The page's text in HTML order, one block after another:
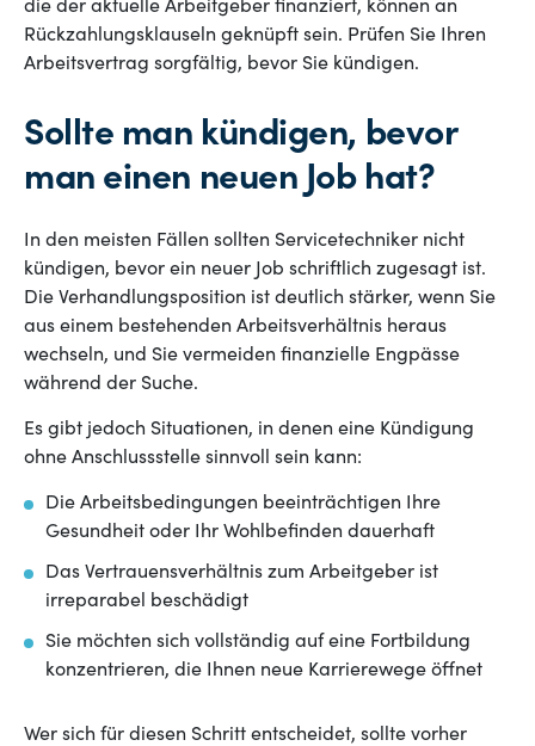
die der aktuelle Arbeitgeber finanziert, können an
Rückzahlungsklauseln geknüpft sein. Prüfen Sie Ihren
Arbeitsvertrag sorgfältig, bevor Sie kündigen.
Sollte man kündigen, bevor
man einen neuen Job hat?
In den meisten Fällen sollten Servicetechniker nicht
kündigen, bevor ein neuer Job schriftlich zugesagt ist.
Die Verhandlungsposition ist deutlich stärker, wenn Sie
aus einem bestehenden Arbeitsverhältnis heraus
wechseln, und Sie vermeiden finanzielle Engpässe
während der Suche.
Es gibt jedoch Situationen, in denen eine Kündigung
ohne Anschlussstelle sinnvoll sein kann:
Die Arbeitsbedingungen beeinträchtigen Ihre
Gesundheit oder Ihr Wohlbefinden dauerhaft
Das Vertrauensverhältnis zum Arbeitgeber ist
irreparabel beschädigt
Sie möchten sich vollständig auf eine Fortbildung
konzentrieren, die Ihnen neue Karrierewege öffnet
Wer sich für diesen Schritt entscheidet, sollte vorher